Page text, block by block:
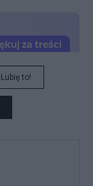
Lubię to!